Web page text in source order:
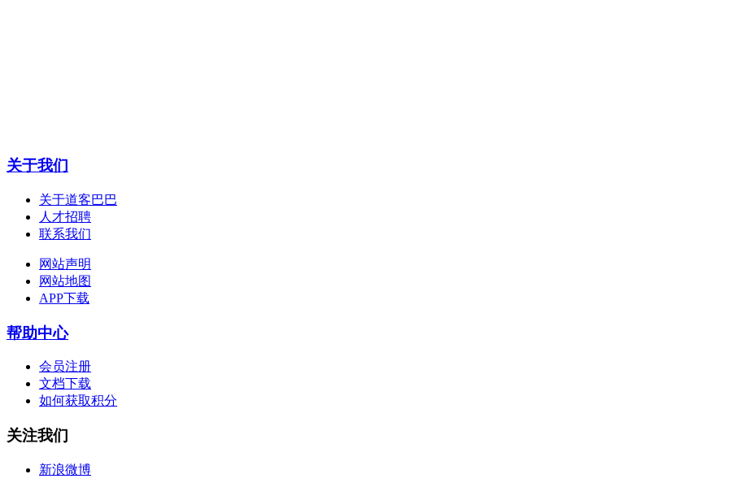
关于我们
关于道客巴巴
人才招聘
联系我们
网站声明
网站地图
APP下载
帮助中心
会员注册
文档下载
如何获取积分
关注我们
新浪微博